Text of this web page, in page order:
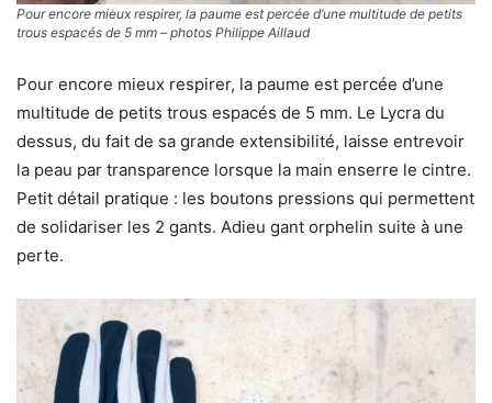
Pour encore mieux respirer, la paume est percée d’une multitude de petits
trous espacés de 5 mm – photos Philippe Aillaud
Pour encore mieux respirer, la paume est percée d’une
multitude de petits trous espacés de 5 mm. Le Lycra du
dessus, du fait de sa grande extensibilité, laisse entrevoir
la peau par transparence lorsque la main enserre le cintre.
Petit détail pratique : les boutons pressions qui permettent
de solidariser les 2 gants. Adieu gant orphelin suite à une
perte.